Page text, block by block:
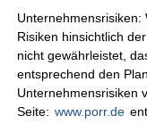
Unternehmensrisiken:
Risiken hinsichtlich
nicht gewährleistet,
entsprechend den
Unternehmensrisiken
Seite: www.porr.de